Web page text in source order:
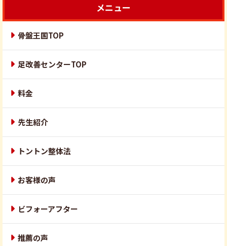
メニュー
骨盤王国TOP
足改善センターTOP
料金
先生紹介
トントン整体法
お客様の声
ビフォーアフター
推薦の声